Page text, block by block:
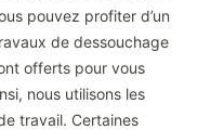
pouvez profiter d’un
de dessouchage
offerts pour vous
nous utilisons les
travail. Certaines